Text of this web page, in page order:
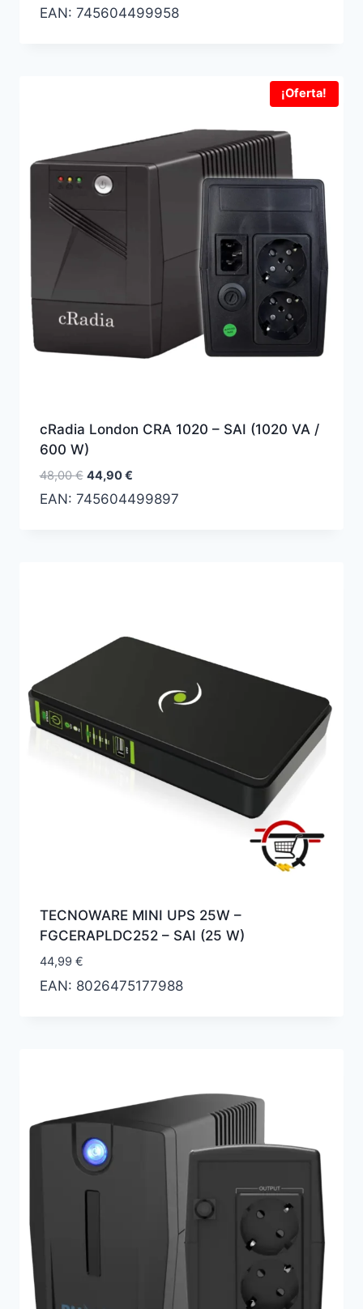
precio
precio
EAN: 745604499958
¡Oferta!
cRadia London CRA 1020 – SAI (1020 VA /
600 W)
48,00€ El
precio
44,90€El
precio
EAN: 745604499897
TECNOWARE MINI UPS 25W –
‎FGCERAPLDC252 – SAI (25 W)
44,99 €
EAN: 8026475177988